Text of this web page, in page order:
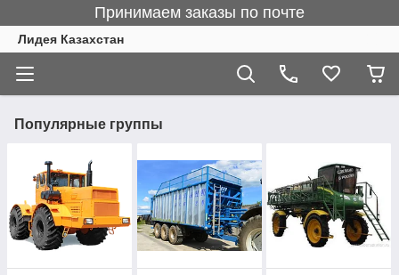
Принимаем заказы по почте
Лидея Казахстан
Популярные группы